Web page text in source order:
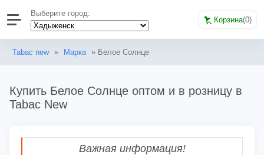
Выберите город:
Корзина(0)
Tabac new » Марка » Белое Солнце
Купить Белое Солнце оптом и в розницу в
Tabac New
Важная информация!